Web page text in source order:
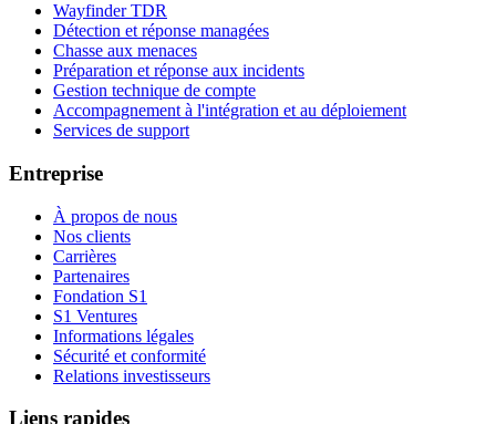
Wayfinder TDR
Détection et réponse managées
Chasse aux menaces
Préparation et réponse aux incidents
Gestion technique de compte
Accompagnement à l'intégration et au déploiement
Services de support
Entreprise
À propos de nous
Nos clients
Carrières
Partenaires
Fondation S1
S1 Ventures
Informations légales
Sécurité et conformité
Relations investisseurs
Liens rapides